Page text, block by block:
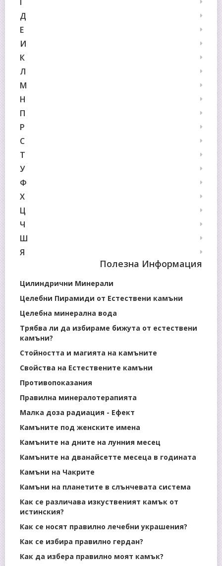
Д
Е
И
К
Л
М
Н
П
Р
С
Т
У
Ф
Х
Ц
Ч
Ш
Я
Полезна Информация
Цилиндрични Минерали
Целебни Пирамиди от Естествени камъни
Целебна минерална вода
Трябва ли да избираме бижута от естествени
камъни?
Стойността и магията на камъните
Свойства на Естествените камъни
Противопоказания
Правилна минералотерапията
Малка доза радиация - Ефект
Камъните под женските имена
Камъните на дните на лунния месец
Камъните на дванайсетте месеца в годината
Камъни на Чакрите
Камъни на планетите в слънчевата система
Как се различава изкуственият камък от
истинския?
Как се носят правилно лечебни украшения?
Как се избира правилно гердан?
Как да избера правилно моят камък?